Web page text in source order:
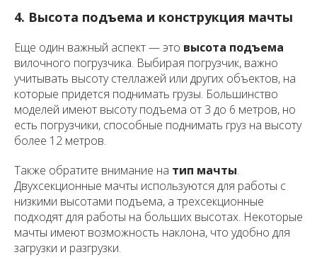
4. Высота подъема и конструкция мачты
Еще один важный аспект — это высота подъема
вилочного погрузчика. Выбирая погрузчик, важно
учитывать высоту стеллажей или других объектов, на
которые придется поднимать грузы. Большинство
моделей имеют высоту подъема от 3 до 6 метров, но
есть погрузчики, способные поднимать груз на высоту
более 12 метров.
Также обратите внимание на тип мачты.
Двухсекционные мачты используются для работы с
низкими высотами подъема, а трехсекционные
подходят для работы на больших высотах. Некоторые
мачты имеют возможность наклона, что удобно для
загрузки и разгрузки.